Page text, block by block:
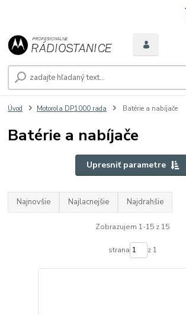
Úvod Motorola DP1000 rada Batérie a nabíjače
Batérie a nabíjače
Upresniť parametre
Najnovšie Najlacnejšie Najdrahšie
Zobrazujem 1-15 z 15
strana z 1